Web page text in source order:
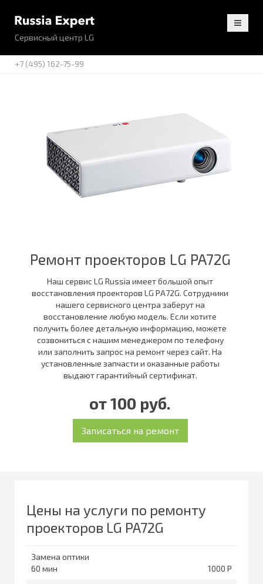
Сервисный центр LG
+7 (495) 162-75-99
Ремонт проекторов LG PA72G
Наш сервис LG Russia имеет большой опыт
восстановления проекторов LG PA72G. Сотрудники
нашего сервисного центра заберут на
восстановление любую модель. Если хотите
получить более детальную информацию, можете
созвониться с нашим менеджером по телефону
или заполнить запрос на ремонт через сайт. На
установленные запчасти и оказанные работы
выдают гарантийный сертификат.
от 100 руб.
Цены на услуги по ремонту
проекторов LG PA72G
Замена оптики
60
1000